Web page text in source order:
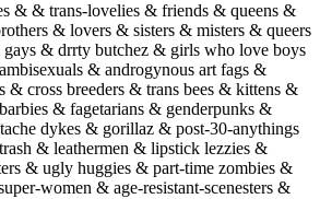
& & trans-lovelies & friends & queens &
& lovers & sisters & misters & queers
& drrty butchez & girls who love boys
& androgynous art fags &
& cross breeders & trans bees & kittens &
& fagetarians & genderpunks &
dykes & gorillaz & post-30-anythings
& leathermen & lipstick lezzies &
& ugly huggies & part-time zombies &
women & age-resistant-scenesters &